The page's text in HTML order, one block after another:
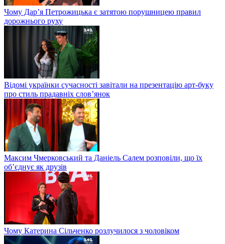
Чому Дар’я Петрожицька є затятою порушницею правил
дорожнього руху
Відомі українки сучасності завітали на презентацію арт-буку
про стиль прадавніх слов’янок
Максим Чмерковський та Даніель Салем розповіли, що їх
об’єднує як друзів
Чому Катерина Сільченко розлучилося з чоловіком